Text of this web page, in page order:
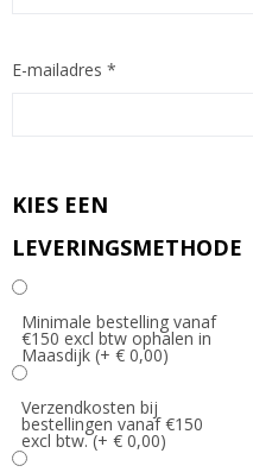
E-mailadres *
KIES EEN
LEVERINGSMETHODE
Minimale bestelling vanaf
€150 excl btw ophalen in
Maasdijk (+ € 0,00)
Verzendkosten bij
bestellingen vanaf €150
excl btw. (+ € 0,00)